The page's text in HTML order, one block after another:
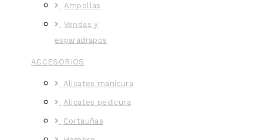
Ampollas
Vendas y
esparadrapos
ACCESORIOS
Alicates manicura
Alicates pedicura
Cortauñas